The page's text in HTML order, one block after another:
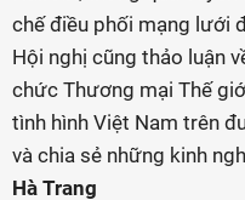
chế điều phối mạng lưới
Hội nghị cũng thảo luận
chức Thương mại Thế
tình hình Việt Nam trên
và chia sẻ những kinh
Hà Trang